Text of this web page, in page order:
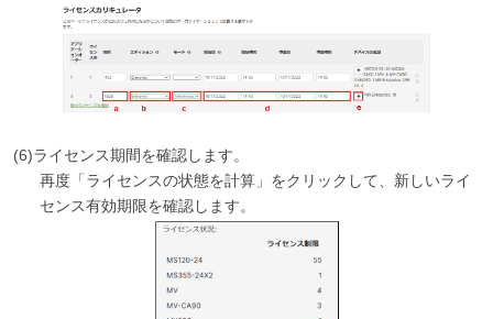
(6)ライセンス期間を確認します。
再度「ライセンスの状態を計算」をクリックして、新しいライ
センス有効期限を確認します。